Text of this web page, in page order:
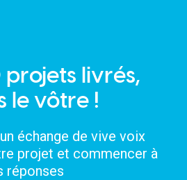
livrés,
le vôtre !
échange de vive voix
projet et commencer à
réponses